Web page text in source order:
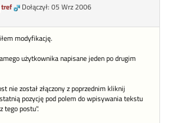
tref
Dołączył: 05 Wrz 2006
modyfikację.
użytkownika napisane jeden po drugim
nie został złączony z poprzednim kliknij
pozycję pod polem do wpisywania tekstu
tego postu".